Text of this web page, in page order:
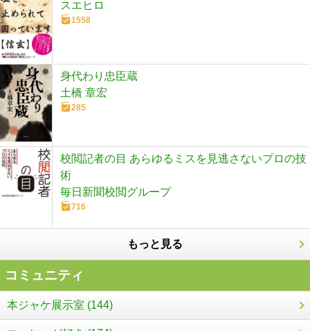
スエヒロ
1558
身代わり忠臣蔵
土橋 章宏
285
校閲記者の目 あらゆるミスを見逃さないプロの技
術
毎日新聞校閲グループ
716
もっと見る
コミュニティ
本ジャケ展示室 (144)